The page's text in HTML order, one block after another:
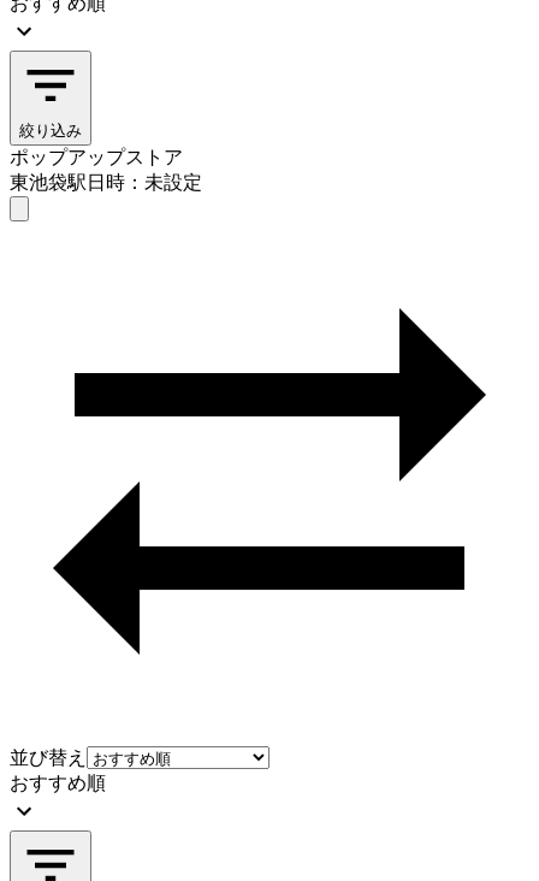
絞り込み
ポップアップストア
東池袋駅日時：未設定
並び替え
おすすめ順